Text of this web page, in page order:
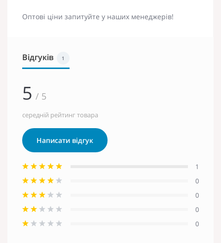
Оптові ціни запитуйте у наших менеджерів!
Відгуків 1
5 / 5
середній рейтинг товара
Написати відгук
1
0
0
0
0